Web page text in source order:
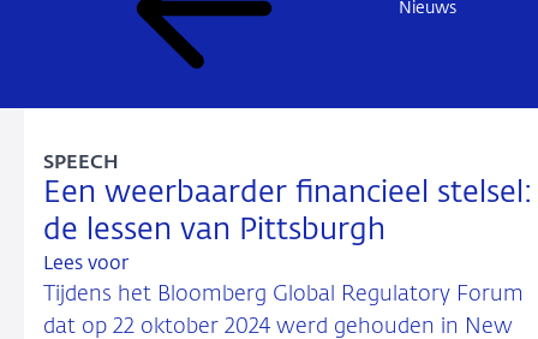
Nieuws
Een weerbaarder financieel stelsel:
de lessen van Pittsburgh
SPEECH
Lees voor
Tijdens het Bloomberg Global Regulatory Forum
dat op 22 oktober 2024 werd gehouden in New